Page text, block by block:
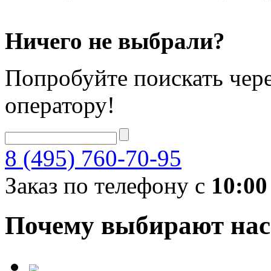
Ничего не выбрали?
Попробуйте поискать
оператору!
8 (495) 760-70-95
Заказ по телефону с 10:00
Почему выбирают нас